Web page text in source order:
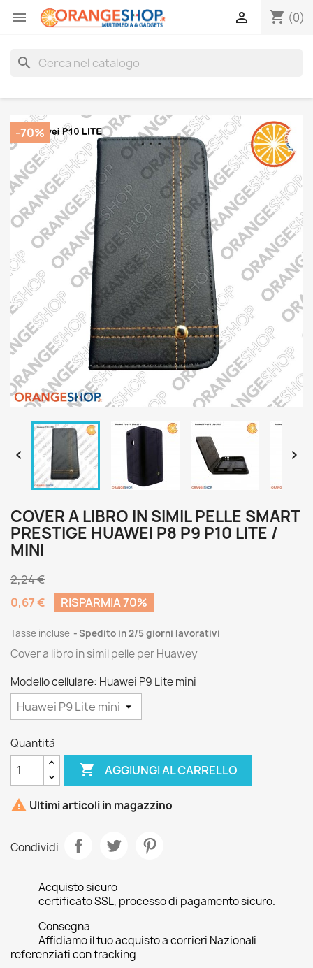
 shopping_cart (0)

search
-70%
 
COVER A LIBRO IN SIMIL PELLE SMART
PRESTIGE HUAWEI P8 P9 P10 LITE /
MINI
2,24 €
0,67 €
RISPARMIA 70%
Tasse incluse Spedito in 2/5 giorni lavorativi
Cover a libro in simil pelle per Huawey
Modello cellulare: Huawei P9 Lite mini
Quantità
 AGGIUNGI AL CARRELLO
 Ultimi articoli in magazzino
Condividi
Acquisto sicuro
certificato SSL, processo di pagamento sicuro.
Consegna
Affidiamo il tuo acquisto a corrieri Nazionali
referenziati con tracking